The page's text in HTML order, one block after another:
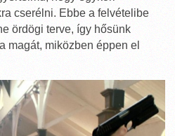
cserélni. Ebbe a felvételibe
ördögi terve, így hősünk
magát, miközben éppen el